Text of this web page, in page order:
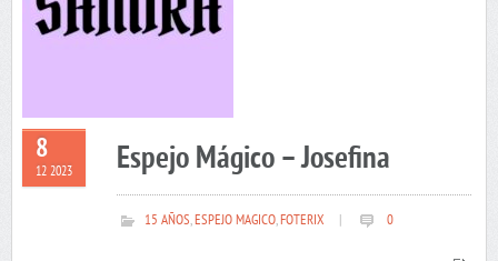
8
12 2023 Espejo Mágico – Josefina
15 AÑOS,ESPEJO MAGICO,FOTERIX 0